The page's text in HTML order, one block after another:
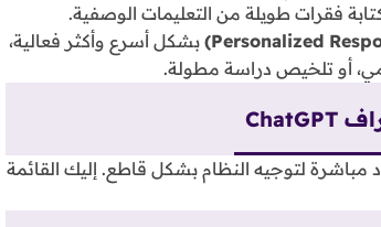
فقرات طويلة من التعليمات الوصفية.
بشكل أسرع وأكثر فعالية،
أو تلخيص دراسة مطولة.
لتوجيه النظام بشكل قاطع. إليك القائمة